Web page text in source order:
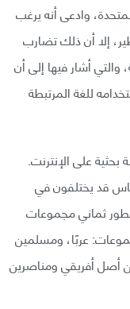
وادعى أنه يرغب
إلا أن ذلك تضارب
أشار فيها إلى أن
للغة المرتبطة
عبر منصة بحثية على الإنترنت.
قد يختلفون في
ثماني مجموعات
تضمنت المجموعات: عربًا، ومسلمين
أصل أفريقي ومناصرين